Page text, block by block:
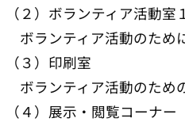
（２）ボランティア活動室
ボランティア活動のために
（３）印刷室
ボランティア活動のための
（４）展示・閲覧コーナー